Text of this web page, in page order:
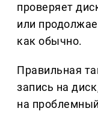
проверяет
или
как обычно.
Правильная
запись на
на